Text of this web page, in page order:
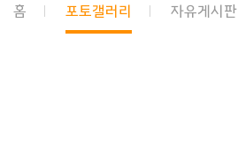
홈 포토갤러리 자유게시판